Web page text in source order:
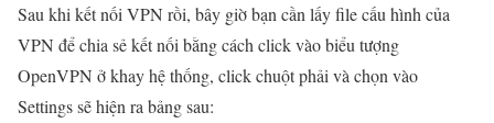
Sau khi kết nối VPN rồi, bây giờ bạn cần lấy file cấu hình của
VPN để chia sẻ kết nối bằng cách click vào biểu tượng
OpenVPN ở khay hệ thống, click chuột phải và chọn vào
Settings sẽ hiện ra bảng sau: